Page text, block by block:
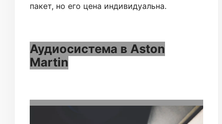
пакет, но его цена индивидуальна.
Аудиосистема в Aston
Martin